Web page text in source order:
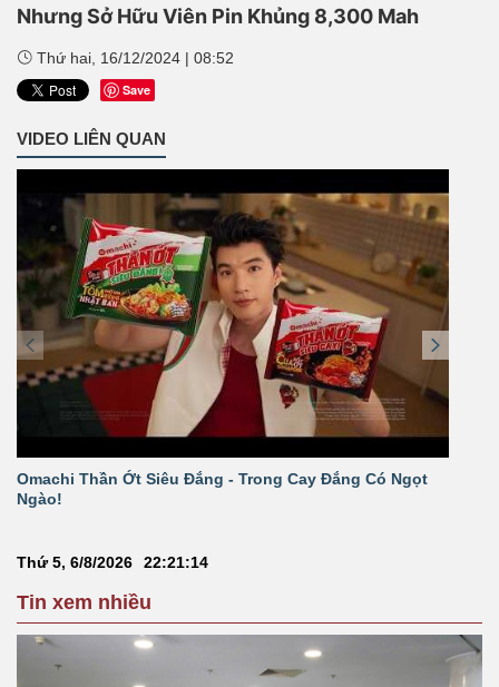
Nhưng Sở Hữu Viên Pin Khủng 8,300 Mah
Thứ hai, 16/12/2024 | 08:52
Save
VIDEO LIÊN QUAN
Omachi Thần Ớt Siêu Đắng - Trong Cay Đắng Có Ngọt
Ngào!
Thứ 5, 6/8/2026 22:21:14
Tin xem nhiều